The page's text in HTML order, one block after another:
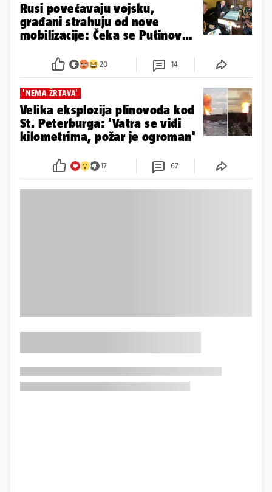
Rusi povećavaju vojsku,
građani strahuju od nove
mobilizacije: Čeka se Putinovo
20 14
'NEMA ŽRTAVA'
Velika eksplozija plinovoda kod
St. Peterburga: 'Vatra se vidi
kilometrima, požar je ogroman'
17 67